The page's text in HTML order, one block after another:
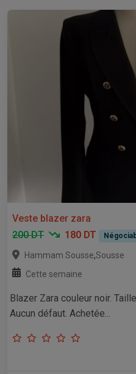
Veste blazer zara
200 DT
180 DT
Hammam Sousse,Sousse
Cette semaine
Blazer Zara couleur noir.
Aucun défaut. Achetée...